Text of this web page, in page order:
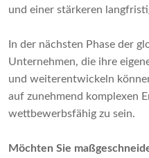
und einer stärkeren
In der nächsten Phase der
Unternehmen, die ihre
und weiterentwickeln
auf zunehmend komplexen
wettbewerbsfähig zu sein.
Möchten Sie